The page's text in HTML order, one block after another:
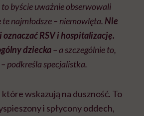
byście uważnie obserwowali
najmłodsze – niemowlęta. Nie
oznaczać RSV i hospitalizację.
dziecka– a szczególnie to,
podkreśla specjalistka.
wskazują na duszność. To
i spłycony oddech,